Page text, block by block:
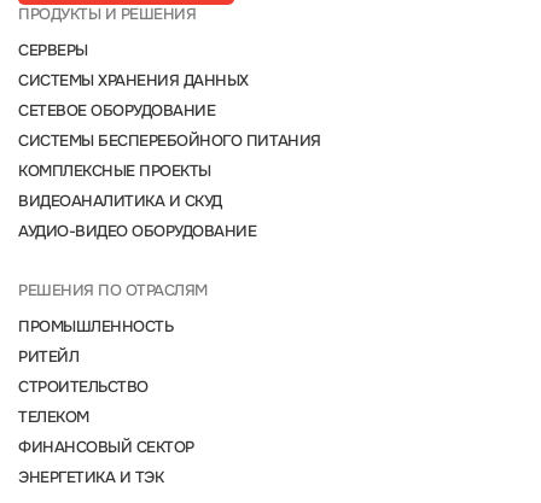
ПРОДУКТЫ И РЕШЕНИЯ
СЕРВЕРЫ
СИСТЕМЫ ХРАНЕНИЯ ДАННЫХ
СЕТЕВОЕ ОБОРУДОВАНИЕ
СИСТЕМЫ БЕСПЕРЕБОЙНОГО ПИТАНИЯ
КОМПЛЕКСНЫЕ ПРОЕКТЫ
ВИДЕОАНАЛИТИКА И СКУД
АУДИО-ВИДЕО ОБОРУДОВАНИЕ
РЕШЕНИЯ ПО ОТРАСЛЯМ
ПРОМЫШЛЕННОСТЬ
РИТЕЙЛ
СТРОИТЕЛЬСТВО
ТЕЛЕКОМ
ФИНАНСОВЫЙ СЕКТОР
ЭНЕРГЕТИКА И ТЭК